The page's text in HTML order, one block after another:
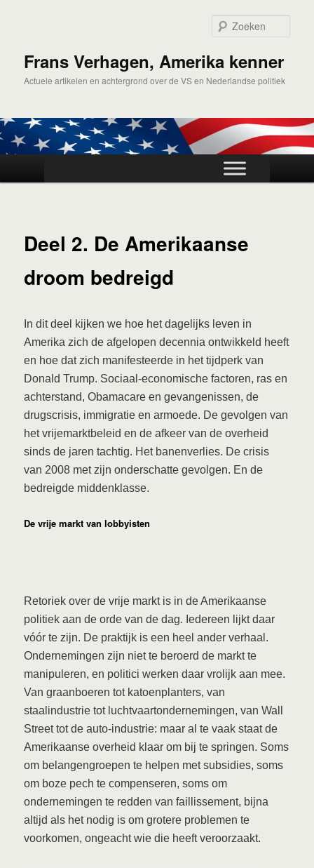
inhoudFrans Verhagen, Amerika kenner
Actuele artikelen en achtergrond over de VS en Nederlandse politiek
Deel 2. De Amerikaanse
droom bedreigd
In dit deel kijken we hoe het dagelijks leven in
Amerika zich de afgelopen decennia ontwikkeld heeft
en hoe dat zich manifesteerde in het tijdperk van
Donald Trump. Sociaal-economische factoren, ras en
achterstand, Obamacare en gevangenissen, de
drugscrisis, immigratie en armoede. De gevolgen van
het vrijemarktbeleid en de afkeer van de overheid
sinds de jaren tachtig. Het banenverlies. De crisis
van 2008 met zijn onderschatte gevolgen. En de
bedreigde middenklasse.
De vrije markt van lobbyisten
Retoriek over de vrije markt is in de Amerikaanse
politiek aan de orde van de dag. Iedereen lijkt daar
vóór te zijn. De praktijk is een heel ander verhaal.
Ondernemingen zijn niet te beroerd de markt te
manipuleren, en politici werken daar vrolijk aan mee.
Van graanboeren tot katoenplanters, van
staalindustrie tot luchtvaartondernemingen, van Wall
Street tot de auto-industrie: maar al te vaak staat de
Amerikaanse overheid klaar om bij te springen. Soms
om belangengroepen te helpen met subsidies, soms
om boze pech te compenseren, soms om
ondernemingen te redden van faillissement, bijna
altijd als het nodig is om grotere problemen te
voorkomen, ongeacht wie die heeft veroorzaakt.